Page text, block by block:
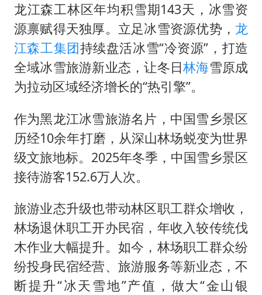
奋力开创中国式现代化建设新局面
龙江森工林区年均积雪期143天，冰雪资
源禀赋得天独厚。立足冰雪资源优势， 龙
江森工集团持续盘活冰雪“冷资源”，打造
全域冰雪旅游新业态，让冬日林海雪原成
为拉动区域经济增长的“热引擎”。
作为黑龙江冰雪旅游名片，中国雪乡景区
历经10余年打磨，从深山林场蜕变为世界
级文旅地标。2025年冬季，中国雪乡景区
接待游客152.6万人次。
旅游业态升级也带动林区职工群众增收，
林场退休职工开办民宿，年收入较传统伐
木作业大幅提升。如今，林场职工群众纷
纷投身民宿经营、旅游服务等新业态，不
断提升“冰天雪地”产值，做大“金山银